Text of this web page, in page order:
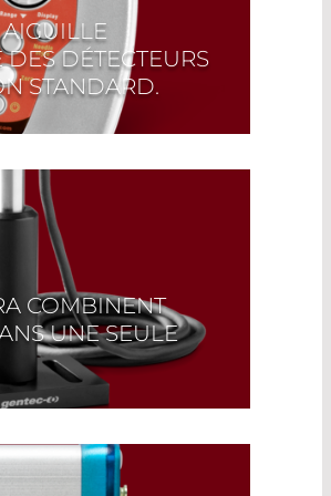
DÉTECTEURS
STANDARD.
pas seulement des
Gentec fournisse
ici pour en
COMBINENT
UNE SEULE